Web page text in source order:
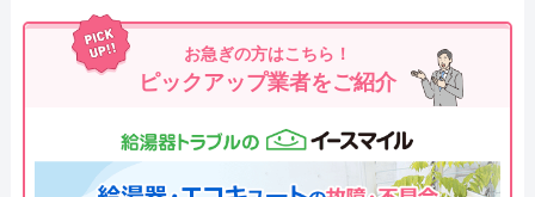
お急ぎの方はこちら！
ピックアップ業者をご紹介